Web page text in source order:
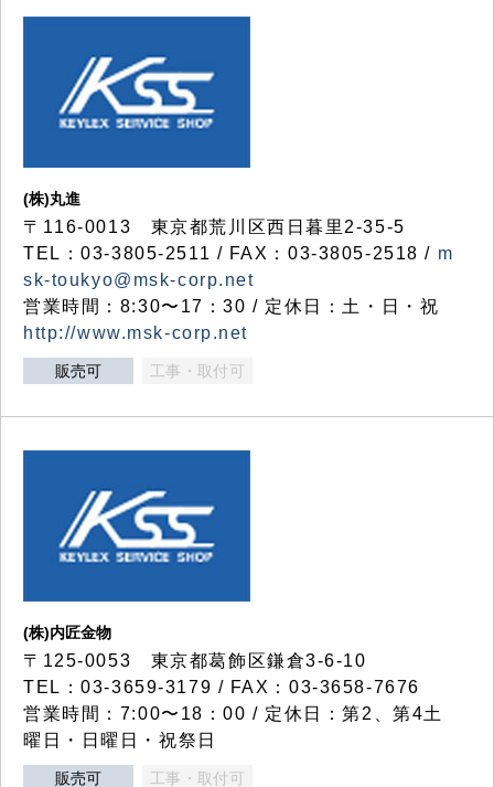
(株)丸進
〒116-0013 東京都荒川区西日暮里2-35-5
TEL：03-3805-2511 / FAX：03-3805-2518 / m
sk-toukyo@msk-corp.net
営業時間：8:30〜17：30 / 定休日：土・日・祝
http://www.msk-corp.net
販売可 工事・取付可
(株)内匠金物
〒125-0053 東京都葛飾区鎌倉3-6-10
TEL：03-3659-3179 / FAX：03-3658-7676
営業時間：7:00〜18：00 / 定休日：第2、第4土
曜日・日曜日・祝祭日
販売可 工事・取付可